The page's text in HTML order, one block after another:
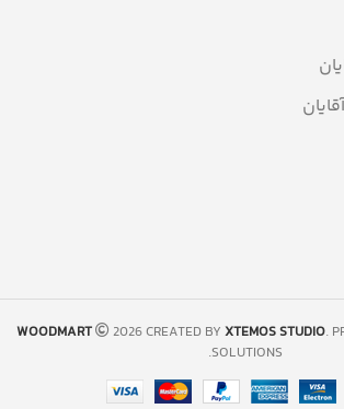
WOODMART 2026 CREATED BY XTEMOS STUDIO.
SOLUTIONS.